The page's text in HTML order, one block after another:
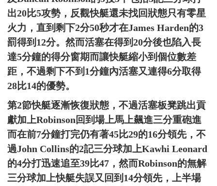
出20比5攻勢，反觀快艇還未找回狀態只有零星
火力，直到剩下2分50秒才在James Harden的3
罰得到12分。然而活塞在得到20分後也陷入長
達5分鐘的得分窗期而讓快艇縮小到個位數差
距，不過剩下不到1分鐘內活塞又連得6分取得
28比14的優勢。
第2節快艇逐漸恢復狀態，不過活塞板凳跳出貢
獻加上Robinson回到場上馬上飆進三分重砲進
而在前7分鐘打完仍有著45比29的16分領先，不
過John Collins的2記三分球加上Kawhi Leonard
的4分打迅速追至39比47，然而Robinson的無解
三分球加上快艇失誤又回到14分領先，上半場